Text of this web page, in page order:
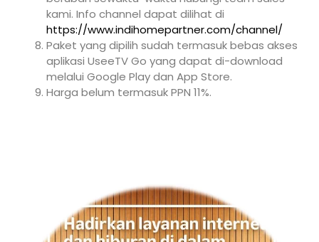
kami. Info channel dapat dilihat di
https://www.indihomepartner.com/channel/
Paket yang dipilih sudah termasuk bebas akses
aplikasi UseeTV Go yang dapat di-download
melalui Google Play dan App Store.
Harga belum termasuk PPN 11%.